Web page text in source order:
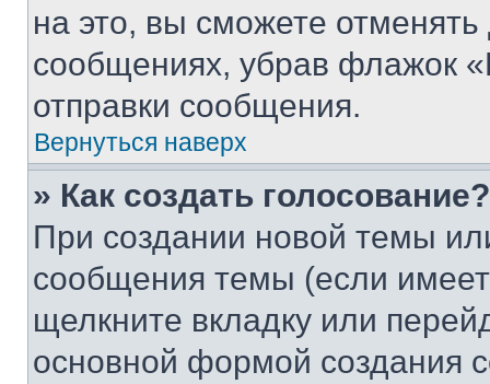
на это, вы сможете
сообщениях, убрав флажок
отправки сообщения.
Вернуться наверх
» Как создать голосование?
При создании новой темы
сообщения темы (если
щелкните вкладку или
основной формой создания